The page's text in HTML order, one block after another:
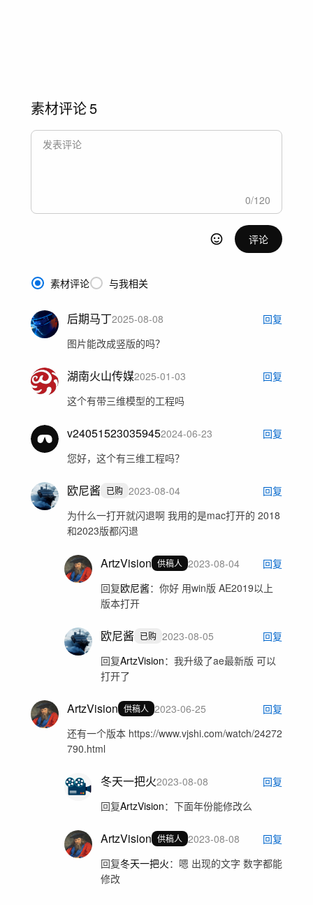
素材评论5
0/120
评论
素材评论 与我相关
后期马丁2025-08-08
回复
图片能改成竖版的吗？
湖南火山传媒2025-01-03
回复
这个有带三维模型的工程吗
v240515230359452024-06-23
回复
您好，这个有三维工程吗？
欧尼酱 已购 2023-08-04
回复
为什么一打开就闪退啊 我用的是mac打开的 2018
和2023版都闪退
ArtzVision 供稿人 2023-08-04
回复
回复欧尼酱： 你好 用win版 AE2019以上
版本打开
欧尼酱 已购 2023-08-05
回复
回复ArtzVision： 我升级了ae最新版 可以
打开了
ArtzVision 供稿人 2023-06-25
回复
还有一个版本 https://www.vjshi.com/watch/24272
790.html
冬天一把火2023-08-08
回复
回复ArtzVision： 下面年份能修改么
ArtzVision 供稿人 2023-08-08
回复
回复冬天一把火： 嗯 出现的文字 数字都能
修改